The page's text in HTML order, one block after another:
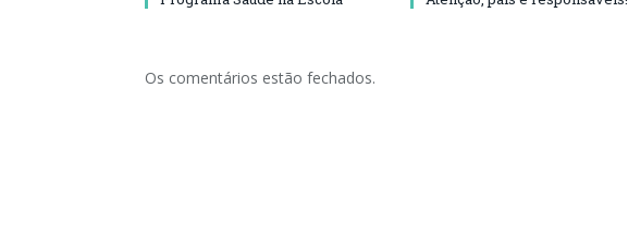
Os comentários estão fechados.